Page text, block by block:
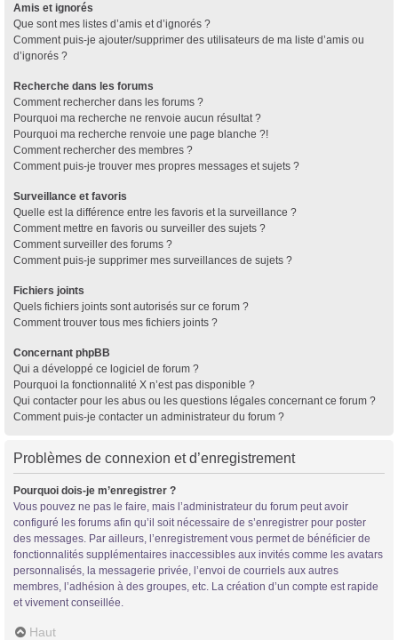
Amis et ignorés
Que sont mes listes d’amis et d’ignorés ?
Comment puis-je ajouter/supprimer des utilisateurs de ma liste d’amis ou
d’ignorés ?
Recherche dans les forums
Comment rechercher dans les forums ?
Pourquoi ma recherche ne renvoie aucun résultat ?
Pourquoi ma recherche renvoie une page blanche ?!
Comment rechercher des membres ?
Comment puis-je trouver mes propres messages et sujets ?
Surveillance et favoris
Quelle est la différence entre les favoris et la surveillance ?
Comment mettre en favoris ou surveiller des sujets ?
Comment surveiller des forums ?
Comment puis-je supprimer mes surveillances de sujets ?
Fichiers joints
Quels fichiers joints sont autorisés sur ce forum ?
Comment trouver tous mes fichiers joints ?
Concernant phpBB
Qui a développé ce logiciel de forum ?
Pourquoi la fonctionnalité X n’est pas disponible ?
Qui contacter pour les abus ou les questions légales concernant ce forum ?
Comment puis-je contacter un administrateur du forum ?
Problèmes de connexion et d’enregistrement
Pourquoi dois-je m’enregistrer ?
Vous pouvez ne pas le faire, mais l’administrateur du forum peut avoir
configuré les forums afin qu’il soit nécessaire de s’enregistrer pour poster
des messages. Par ailleurs, l’enregistrement vous permet de bénéficier de
fonctionnalités supplémentaires inaccessibles aux invités comme les avatars
personnalisés, la messagerie privée, l’envoi de courriels aux autres
membres, l’adhésion à des groupes, etc. La création d’un compte est rapide
et vivement conseillée.
Haut